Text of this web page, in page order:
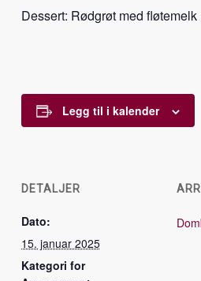
Dessert: Rødgrøt med fløtemelk
Legg til i kalender
DETALJER
Dato:
15. januar 2025
Kategori for